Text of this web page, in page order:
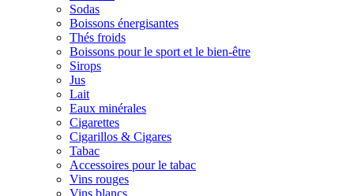
Sodas
Boissons énergisantes
Thés froids
Boissons pour le sport et le bien-être
Sirops
Jus
Lait
Eaux minérales
Cigarettes
Cigarillos & Cigares
Tabac
Accessoires pour le tabac
Vins rouges
Vins blancs